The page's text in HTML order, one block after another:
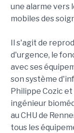
une alarme vers
mobiles des
Il s'agit de
d'urgence, le
avec ses
son système
Philippe Cozic
ingénieur
au CHU de
tous les